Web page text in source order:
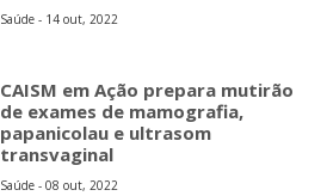
Saúde - 14 out, 2022
CAISM em Ação prepara mutirão
de exames de mamografia,
papanicolau e ultrasom
transvaginal
Saúde - 08 out, 2022